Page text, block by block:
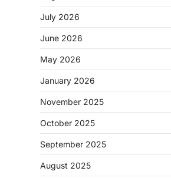
July 2026
June 2026
May 2026
January 2026
November 2025
October 2025
September 2025
August 2025
CHHATTISGARH
CG: 1 से 19 वर्ष तक के
जाएगी एल्बेंडाजोल
More Khabar
रायपुर। राष्ट्रीय कृमि मुक्ति
CHHATTISGARH